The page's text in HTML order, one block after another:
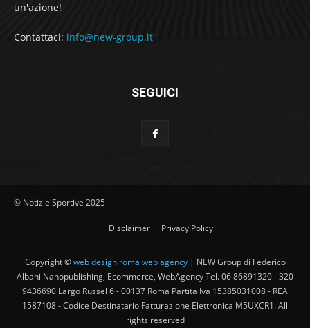
un'azione!
Contattaci: info@new-group.it
SEGUICI
© Notizie Sportive 2025
Disclaimer Privacy Policy
Copyright ©web design roma web agency| NEW Group di Federico
Albani Nanopublishing, Ecommerce, WebAgency Tel. 06 86891320 - 320
9436690 Largo Russel 6 - 00137 Roma Partita Iva 15385031008 - REA
1587108 - Codice Destinatario Fatturazione Elettronica M5UXCR1. All
rights reserved